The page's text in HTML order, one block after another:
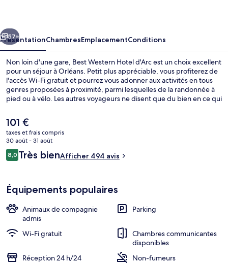
Suivant
57+
PrésentationChambresEmplacementConditions
Non loin d'une gare, Best Western Hotel d'Arc est un choix excellent
pour un séjour à Orléans. Petit plus appréciable, vous profiterez de
l'accès Wi-Fi gratuit et pourrez vous adonner aux activités en tous
genres proposées à proximité, parmi lesquelles de la randonnée à
pied ou à vélo. Les autres voyageurs ne disent que du bien en ce qui
rapidement accessibles à pied : Arrêt de tram Gare d’Orléans se
situe à quelques pas et Arrêt de tram République, à 3 min de
marche à peine.
Le
prix
actuel
est
de
101 €
taxes et frais compris
30 août - 31 août
Avis
voyageurs
8,08,0 sur 10
Très bienAfficher 494 avis
Équipements populaires
Animaux de compagnie
admis
Parking
Wi-Fi gratuit
Chambres communicantes
disponibles
Réception 24 h/24
Non-fumeurs